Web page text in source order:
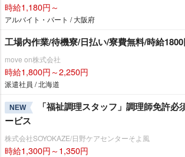
時給1,180円～
アルバイト・パート / 大阪府
工場内作業/待機寮/日払い/寮費無料/時給
move on株式会社
時給1,800円～2,250円
派遣社員 / 北海道
NEW
「福祉調理スタッフ」調理師免許必
ービス
株式会社SOYOKAZE/日野ケアセンターそよ風
時給1,300円～1,350円